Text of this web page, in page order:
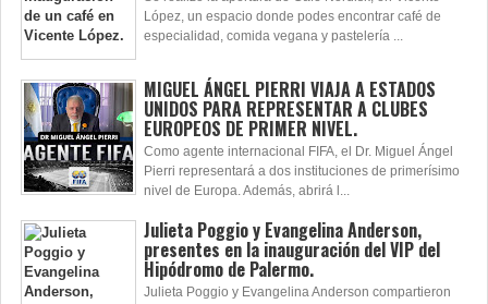
López, un espacio donde podes encontrar café de
especialidad, comida vegana y pastelería ...
MIGUEL ÁNGEL PIERRI VIAJA A ESTADOS
UNIDOS PARA REPRESENTAR A CLUBES
EUROPEOS DE PRIMER NIVEL.
Como agente internacional FIFA, el Dr. Miguel Ángel
Pierri representará a dos instituciones de primerísimo
nivel de Europa. Además, abrirá l...
Julieta Poggio y Evangelina Anderson,
presentes en la inauguración del VIP del
Hipódromo de Palermo.
Julieta Poggio y Evangelina Anderson compartieron